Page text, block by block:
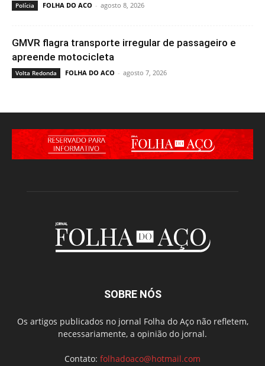
Polícia FOLHA DO ACO - agosto 8, 2026
GMVR flagra transporte irregular de passageiro e
apreende motocicleta
Volta Redonda FOLHA DO ACO - agosto 7, 2026
SOBRE NÓS
Os artigos publicados no jornal Folha do Aço não refletem,
necessariamente, a opinião do jornal.
Contato: folhadoaco@hotmail.com